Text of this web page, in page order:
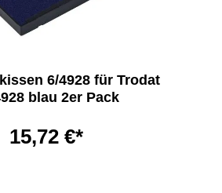
6/4928 für Trodat
blau 2er Pack
15,72 €*